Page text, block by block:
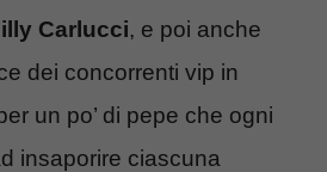
Carlucci, e poi anche
dei concorrenti vip in
un po’ di pepe che ogni
insaporire ciascuna